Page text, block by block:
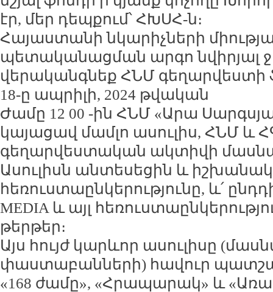
էր, մեր դեպքում՝ ՀԽՍՀ-ն։
Հայաստանի նկարիչների
պետականացման արգո նվիրյալ
վերականգնեք ՀՆՄ գեղարվեստի
18-ը ապրիլի, 2024 թվական
Ժամը 12 00 -ին ՀՆՄ «Արա
կայացավ մամլո ասուլիս, ՀՆՄ
գեղարվեստական ակտիվի
Ասուլիսն անտեսեցին և
հեռուստաընկերությունը, և՛
MEDIA և այլ
թերթեր։
Այս հույժ կարևոր ասուլիսը
փաստաբանների) հավուր
«168 ժամը», «Հրապարակ» և